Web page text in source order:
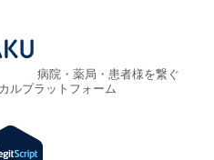
病院・薬局・患者様を繋ぐ
ルプラットフォーム